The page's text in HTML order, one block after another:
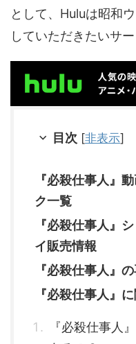
として、Huluは昭和
していただきたいサ
目次 [非表示]
『必殺仕事人』
ク一覧
『必殺仕事人』
イ販売情報
『必殺仕事人』
『必殺仕事人』
『必殺仕事人